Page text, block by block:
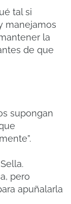
tal si
manejamos
la
de que
supongan
pero
apuñalarla